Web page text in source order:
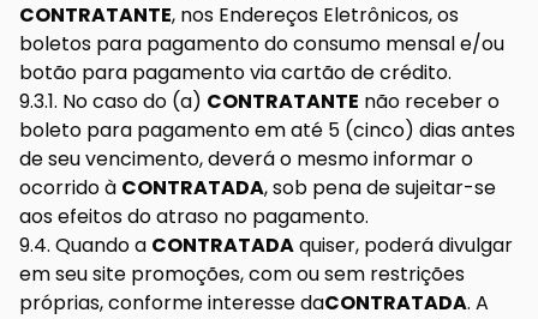
CONTRATANTE, nos Endereços Eletrônicos, os
boletos para pagamento do consumo mensal e/ou
botão para pagamento via cartão de crédito.
9.3.1. No caso do (a) CONTRATANTE não receber o
boleto para pagamento em até 5 (cinco) dias antes
de seu vencimento, deverá o mesmo informar o
ocorrido à CONTRATADA, sob pena de sujeitar-se
aos efeitos do atraso no pagamento.
9.4. Quando a CONTRATADAquiser, poderá divulgar
em seu site promoções, com ou sem restrições
próprias, conforme interesse daCONTRATADA. A